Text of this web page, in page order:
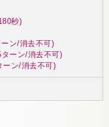
秒)
ン/消去不可)
ーン/消去不可)
ーン/消去不可)